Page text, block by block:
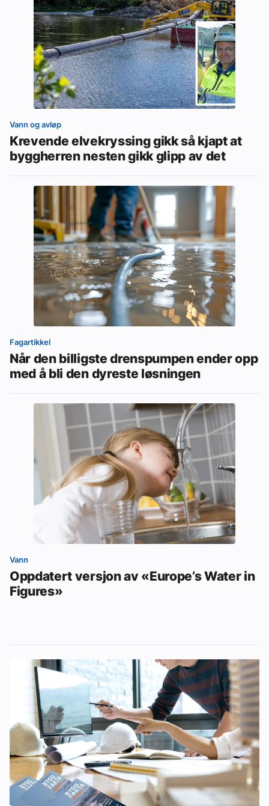
Vann og avløp
Krevende elvekryssing gikk så kjapt at
byggherren nesten gikk glipp av det
Fagartikkel
Når den billigste drenspumpen ender opp
med å bli den dyreste løsningen
Vann
Oppdatert versjon av «Europe’s Water in
Figures»